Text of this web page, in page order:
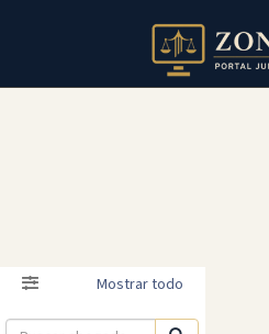
Filtro Mostrar todo